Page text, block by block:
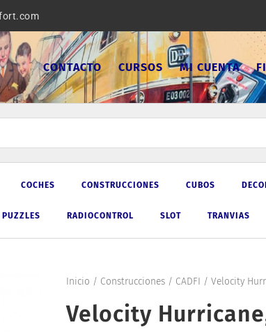
CONTACTO CURSOS MI CUENTA
COCHES CONSTRUCCIONES CUBOS
PUZZLES RADIOCONTROL SLOT TRANVIAS
Inicio / Construcciones/ CADFI / Velocity
Velocity